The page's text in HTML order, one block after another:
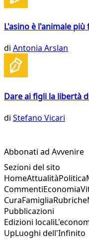
L'asino è l'animale
di Antonia Arslan
Dare ai figli la libertà
di Stefano Vicari
Abbonati ad Avvenire
Sezioni del sito
HomeAttualitàPolitica
CommentiEconomia
CuraFamigliaRubriche
Pubblicazioni
Edizioni locali
UpLuoghi dell'Infinito